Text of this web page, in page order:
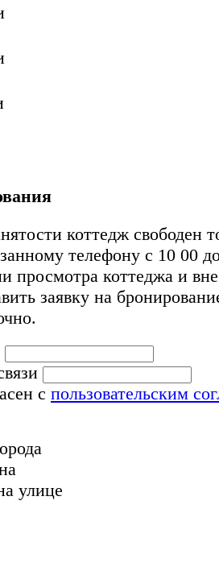
коттедж свободен
телефону с 10 00
просмотра коттеджа и
заявку на
с пользовательским
улице